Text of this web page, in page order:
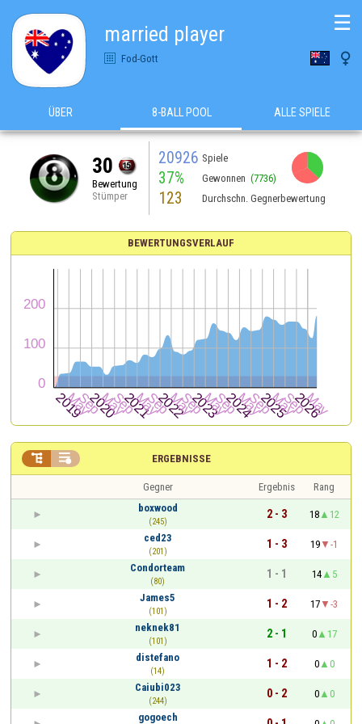
married player
Fod-Gott 
☰
ÜBER 8-BALL POOL ALLE SPIELE
30
Bewertung
Stümper
20926 Spiele
37% Gewonnen (7736)
123 Durchschn. Gegnerbewertung
BEWERTUNGSVERLAUF
ERGEBNISSE
 
Gegner Ergebnis
Rang
boxwood
(245)
2 - 3 18
12
ced23
(201)
1 - 3 19
-1
Condorteam
(80)
1 - 1 14
5
James5
(101)
1 - 2 17
-3
neknek81
(101)
2 - 1 0
17
distefano
(14)
1 - 2 0
0
Caiubi023
(244)
0 - 2 0
0
gogoech